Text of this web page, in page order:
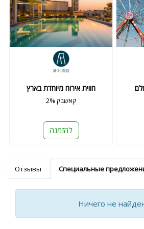
חווית אירוח מיוחדת בארץ
2% קאשבק
להזמנה
Отзывы Специальные
Ничего не